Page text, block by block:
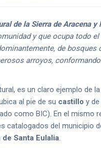
de la Sierra de Aracena y
y que ocupa todo el
de bosques
arroyos,
es un claro ejemplo de la
al pie de su castillo y de
como BIC). En el mismo
catalogados del municipio
Santa Eulalia.